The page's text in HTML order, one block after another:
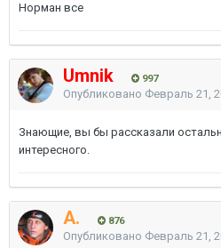
Норман все
Umnik 997
Опубликовано Февраль 21,
Знающие, вы бы рассказали
интересного.
A. 876
Опубликовано Февраль 21,